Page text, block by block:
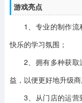
游戏亮点
1、专业的制作
快乐的学习氛围；
2、拥有多种获
益，以便更好地升级商
3、从门店的运